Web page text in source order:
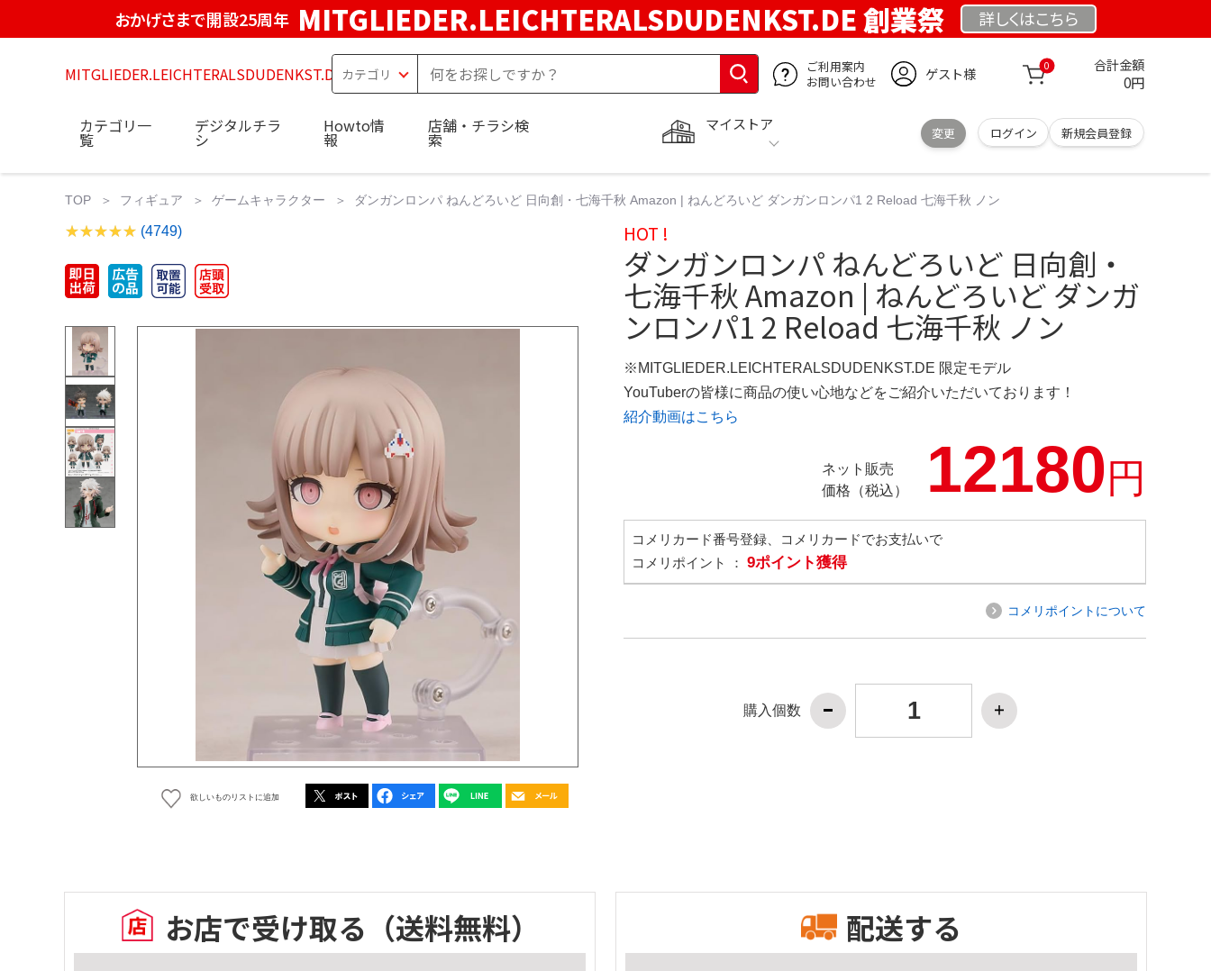
おかげさまで開設25周年 MITGLIEDER.LEICHTERALSDUDENKST.DE 創業祭 詳しくはこちら
MITGLIEDER.LEICHTERALSDUDENKST.DE
ご利用案内
お問い合わせ
ゲスト様 0 合計金額
0円
マイストア
変更 ログイン 新規会員登録
カテゴリ一
覧
デジタルチラ
シ
Howto情
報
店舗・チラシ検
索
TOP フィギュア ゲームキャラクター ダンガンロンパ ねんどろいど 日向創・七海千秋 Amazon | ねんどろいど ダンガンロンパ1 2 Reload 七海千秋 ノン
(4749)
欲しいものリストに追加
HOT !
ダンガンロンパ ねんどろいど 日向創・
七海千秋 Amazon | ねんどろいど ダンガ
ンロンパ1 2 Reload 七海千秋 ノン
※MITGLIEDER.LEICHTERALSDUDENKST.DE 限定モデル
YouTuberの皆様に商品の使い心地などをご紹介いただいております！
紹介動画はこちら
ネット販売
価格（税込）
12180円
コメリカード番号登録、コメリカードでお支払いで
コメリポイント ： 9ポイント獲得
コメリポイントについて
購入個数
お店で受け取る （送料無料） 配送する